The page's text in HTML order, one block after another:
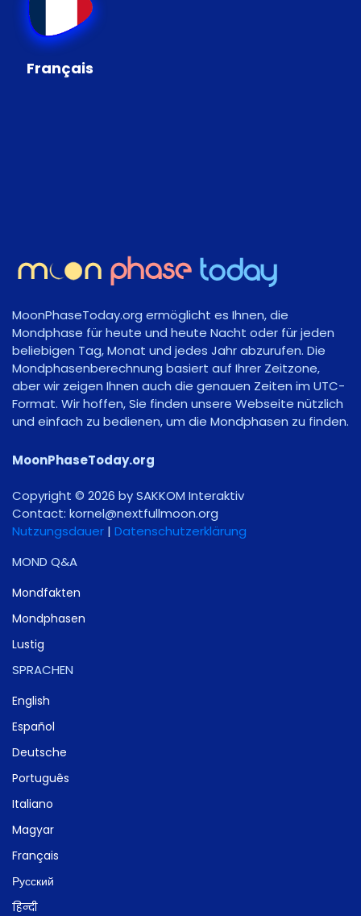
Français
MoonPhaseToday.org ermöglicht es Ihnen, die
Mondphase für heute und heute Nacht oder für jeden
beliebigen Tag, Monat und jedes Jahr abzurufen. Die
Mondphasenberechnung basiert auf Ihrer Zeitzone,
aber wir zeigen Ihnen auch die genauen Zeiten im UTC-
Format. Wir hoffen, Sie finden unsere Webseite nützlich
und einfach zu bedienen, um die Mondphasen zu finden.
MoonPhaseToday.org
Copyright © 2026 by SAKKOM Interaktiv
Contact: gro.noomlluftxen@lenrok
Nutzungsdauer | Datenschutzerklärung
MOND Q&A
Mondfakten
Mondphasen
Lustig
SPRACHEN
English
Español
Deutsche
Português
Italiano
Magyar
Français
Русский
हिन्दी